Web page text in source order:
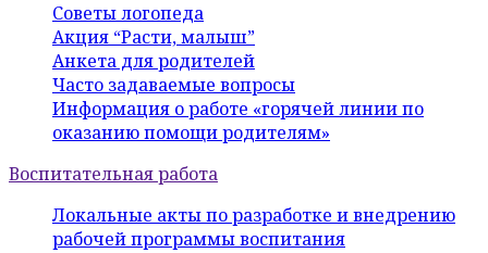
Советы логопеда
Акция “Расти, малыш”
Анкета для родителей
Часто задаваемые вопросы
Информация о работе «горячей линии по
оказанию помощи родителям»
Воспитательная работа
Локальные акты по разработке и внедрению
рабочей программы воспитания